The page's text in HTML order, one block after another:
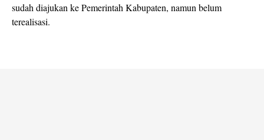
sudah diajukan ke Pemerintah Kabupaten, namun belum
terealisasi.